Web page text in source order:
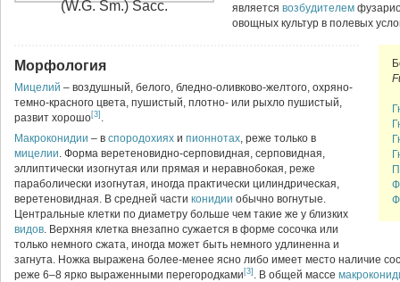
является возбудителем
овощных культур в полевых
Морфология
Мицелий – воздушный, белого, бледно-оливково-желтого, охряно-
темно-красного цвета, пушистый, плотно- или рыхло пушистый,
развит хорошо[3] .
Макроконидии – в спородохиях и пионнотах, реже только в
мицелии. Форма веретеновидно-серповидная, серповидная,
эллиптически изогнутая или прямая и неравнобокая, реже
параболически изогнутая, иногда практически цилиндрическая,
веретеновидная. В средней части конидии обычно вогнутые.
Центральные клетки по диаметру больше чем такие же у близких
видов. Верхняя клетка внезапно сужается в форме сосочка или
только немного сжата, иногда может быть немного удлиненна и
загнута. Ножка выражена более-менее ясно либо имеет место наличие
реже 6–8 ярко выраженными перегородками [3] . В общей массе